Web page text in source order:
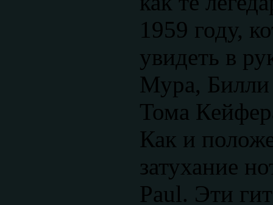
1959 году,
увидеть в
Мура,
Тома
Как и
затухание
Paul. Эти